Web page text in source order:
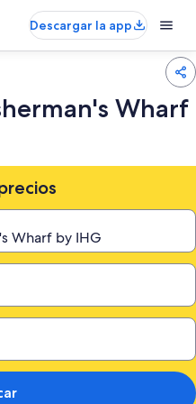
Descargar la app
Wharf